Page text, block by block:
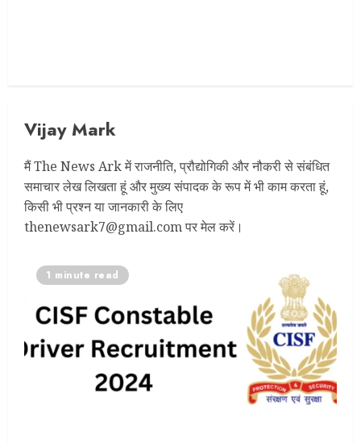
Vijay Mark
मैं The News Ark में राजनीति, प्रौद्योगिकी और नौकरी से संबंधित
समाचार लेख लिखता हूं और मुख्य संपादक के रूप में भी काम करता हूं,
किसी भी प्रश्न या जानकारी के लिए
thenewsark7@gmail.com पर मेल करें।
1 minute read